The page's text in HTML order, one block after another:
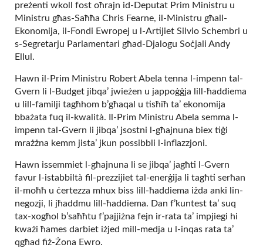
preżenti wkoll fost oħrajn id-Deputat Prim Ministru u
Ministru għas-Saħħa Chris Fearne, il-Ministru għall-
Ekonomija, il-Fondi Ewropej u l-Artijiet Silvio Schembri u
s-Segretarju Parlamentari għad-Djalogu Soċjali Andy
Ellul.
Hawn il-Prim Ministru Robert Abela tenna l-impenn tal-
Gvern li l-Budget jibqa’ jwieżen u jappoġġja lill-ħaddiema
u lill-familji tagħhom b’għaqal u tisħiħ ta’ ekonomija
bbażata fuq il-kwalità. Il-Prim Ministru Abela semma l-
impenn tal-Gvern li jibqa’ jsostni l-għajnuna biex tiġi
mrażżna kemm jista’ jkun possibbli l-inflazzjoni.
Hawn issemmiet l-għajnuna li se jibqa’ jagħti l-Gvern
favur l-istabbiltà fil-prezzijiet tal-enerġija li tagħti serħan
il-moħħ u ċertezza mhux biss lill-ħaddiema iżda anki lin-
negozji, li jħaddmu lill-ħaddiema. Dan f’kuntest ta’ suq
tax-xogħol b’saħħtu f’pajjiżna fejn ir-rata ta’ impjiegi hi
kważi ħames darbiet iżjed mill-medja u l-inqas rata ta’
qgħad fiż-Żona Ewro.